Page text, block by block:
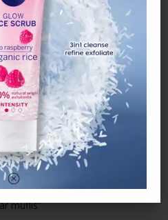
belum ‘pencen’ berlakon
ketika tidur di dalam kereta
muflis”